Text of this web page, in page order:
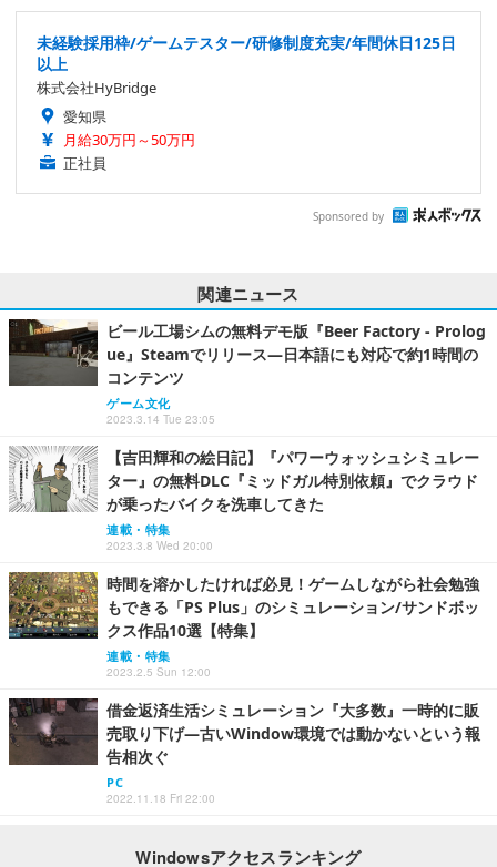
未経験採用枠/ゲームテスター/研修制度充実/年間休日125日
以上
株式会社HyBridge
愛知県
月給30万円～50万円
正社員
Sponsored by
関連ニュース
ビール工場シムの無料デモ版『Beer Factory - Prolog
ue』Steamでリリース―日本語にも対応で約1時間の
コンテンツ
ゲーム文化
2023.3.14 Tue 23:05
【吉田輝和の絵日記】『パワーウォッシュシミュレー
ター』の無料DLC『ミッドガル特別依頼』でクラウド
が乗ったバイクを洗車してきた
連載・特集
2023.3.8 Wed 20:00
時間を溶かしたければ必見！ゲームしながら社会勉強
もできる「PS Plus」のシミュレーション/サンドボッ
クス作品10選【特集】
連載・特集
2023.2.5 Sun 12:00
借金返済生活シミュレーション『大多数』一時的に販
売取り下げ―古いWindow環境では動かないという報
告相次ぐ
PC
2022.11.18 Fri 22:00
Windowsアクセスランキング